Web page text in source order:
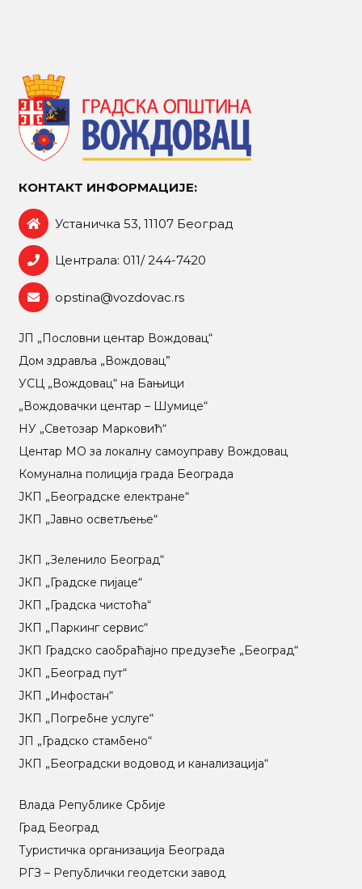
КОНТАКТ ИНФОРМАЦИЈЕ:
Устаничка 53, 11107 Београд
Централа: 011/ 244-7420
opstina@vozdovac.rs
ЈП „Пословни центар Вождовац“
Дом здравља „Вождовац”
УСЦ „Вождовац“ на Бањици
„Вождовачки центар – Шумице“
НУ „Светозар Марковић“
Центар МO за локалну самоуправу Вождовац
Комунална полиција града Београда
ЈКП „Београдске електране“
ЈКП „Јавно осветљење“
ЈКП „Зеленило Београд“
ЈКП „Градске пијаце“
ЈКП „Градска чистоћа“
ЈКП „Паркинг сервис“
ЈКП Градско саобраћајно предузеће „Београд“
ЈКП „Београд пут“
ЈКП „Инфостан“
ЈКП „Погребне услуге“
ЈП „Градско стамбено“
ЈКП „Београдски водовод и канализација“
Влада Републике Србије
Град Београд
Туристичка организација Београда
РГЗ – Републички геодетски завод